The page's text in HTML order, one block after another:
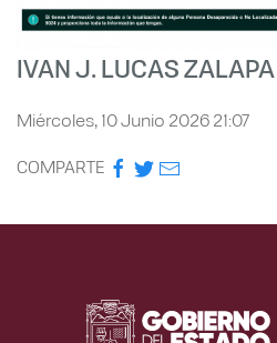
IVAN J. LUCAS ZALAPA
Miércoles, 10 Junio 2026 21:07
COMPARTE